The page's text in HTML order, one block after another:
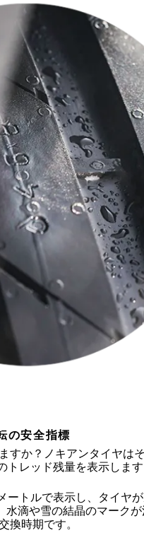
の安全指標
すか？ノキアンタイヤは
トレッド残量を表示しま
ートルで表示し、タイヤ
水滴や雪の結晶のマーク
換時期です。